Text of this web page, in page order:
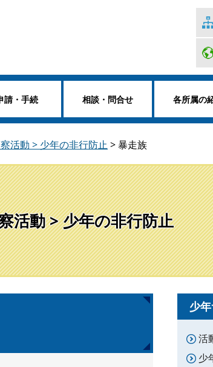
請・手続 相談・問合せ 各所属の
活動 > 少年の非行防止 >暴走族
活動 > 少年の非行防止
少
活
少